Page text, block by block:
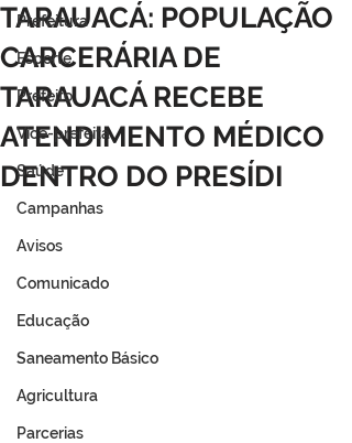
Prefeitura
Esporte
Prefeito
Vice-prefeita
Saúde
Campanhas
Avisos
Comunicado
Educação
Saneamento Básico
Agricultura
Parcerias
TARAUACÁ: POPULAÇÃO
CARCERÁRIA DE
TARAUACÁ RECEBE
ATENDIMENTO MÉDICO
DENTRO DO PRESÍDI